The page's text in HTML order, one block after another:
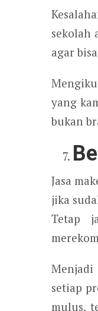
sekolah
agar
yang
bukan
Jasa
jika
Tetap
Menjadi
setiap
mulus,